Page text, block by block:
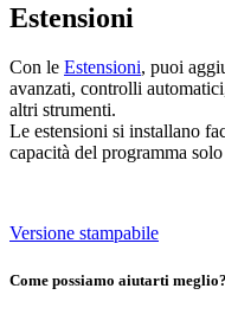
Estensioni
Con le Estensioni, puoi
avanzati, controlli
altri strumenti.
Le estensioni si installano
capacità del programma
Versione stampabile
Come possiamo aiutarti meglio?